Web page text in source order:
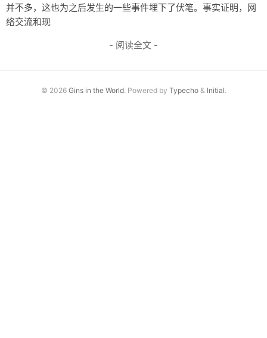
奇门遁甲
友链
并不多，这也为之后发生的一些事件埋下了伏笔。事实证明，网
络交流和现
- 阅读全文 -
© 2026 Gins in the World. Powered by Typecho& Initial.